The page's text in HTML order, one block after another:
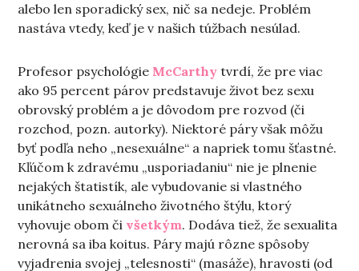
alebo len sporadický sex, nič sa nedeje. Problém
nastáva vtedy, keď je v našich túžbach nesúlad.
Profesor psychológie McCarthy tvrdí, že pre viac
ako 95 percent párov predstavuje život bez sexu
obrovský problém a je dôvodom pre rozvod (či
rozchod, pozn. autorky). Niektoré páry však môžu
byť podľa neho „nesexuálne“ a napriek tomu šťastné.
Kľúčom k zdravému „usporiadaniu“ nie je plnenie
nejakých štatistík, ale vybudovanie si vlastného
unikátneho sexuálneho životného štýlu, ktorý
vyhovuje obom či všetkým. Dodáva tiež, že sexualita
nerovná sa iba koitus. Páry majú rôzne spôsoby
vyjadrenia svojej „telesnosti“ (masáže), hravosti (od